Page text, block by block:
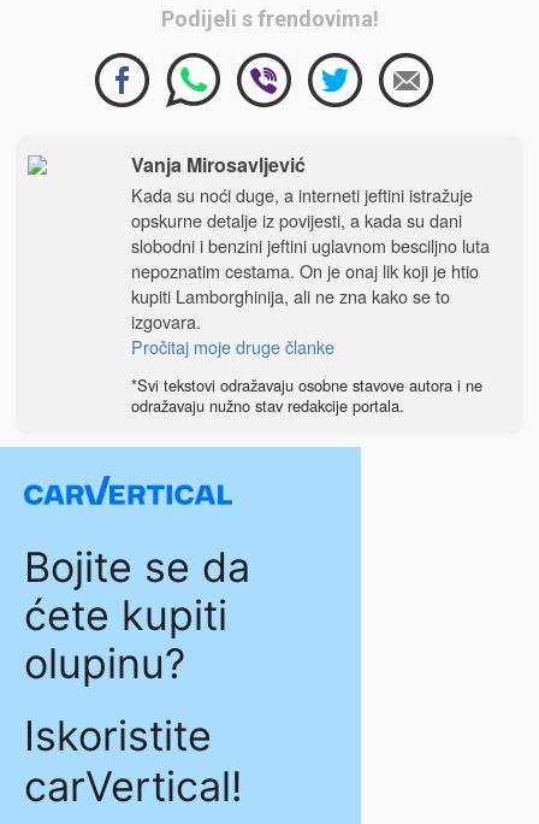
Podijeli s frendovima!
Vanja Mirosavljević
Kada su noći duge, a interneti jeftini istražuje
opskurne detalje iz povijesti, a kada su dani
slobodni i benzini jeftini uglavnom besciljno luta
nepoznatim cestama. On je onaj lik koji je htio
kupiti Lamborghinija, ali ne zna kako se to
izgovara.
Pročitaj moje druge članke
*Svi tekstovi odražavaju osobne stavove autora i ne
odražavaju nužno stav redakcije portala.